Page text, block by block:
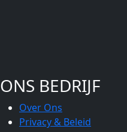
ONS BEDRIJF
Over Ons
Privacy & Beleid